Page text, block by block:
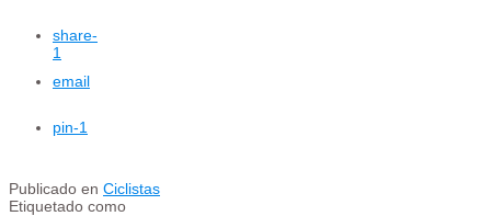
share-
1
email
pin-1
Publicado en Ciclistas
Etiquetado como